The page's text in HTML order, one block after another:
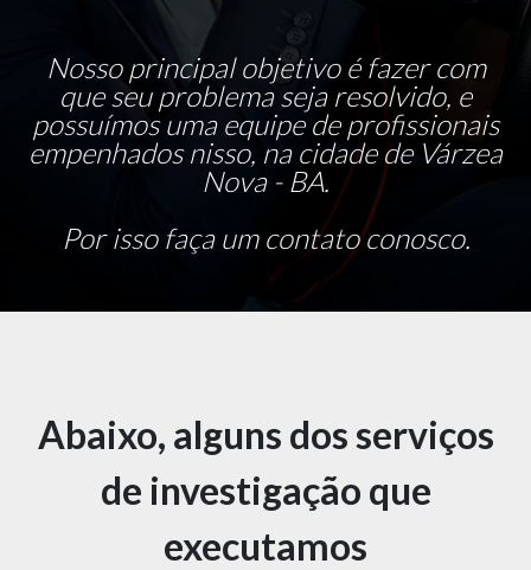
Nosso principal objetivo é fazer com
que seu problema seja resolvido, e
possuímos uma equipe de profissionais
empenhados nisso, na cidade de Várzea
Nova - BA.
Por isso faça um contato conosco.
Abaixo, alguns dos serviços
de investigação que
executamos